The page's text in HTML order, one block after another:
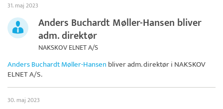
31. maj 2023
Anders Buchardt Møller-Hansen bliver
adm. direktør
NAKSKOV ELNET A/S
Anders Buchardt Møller-Hansen bliver adm. direktør i NAKSKOV
ELNET A/S.
30. maj 2023